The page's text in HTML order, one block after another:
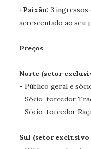
+Paixão: 3 ingressos
acrescentado ao seu
Preços
Norte (setor
- Público geral e
- Sócio-torcedor
- Sócio-torcedor
Sul (setor exclusivo